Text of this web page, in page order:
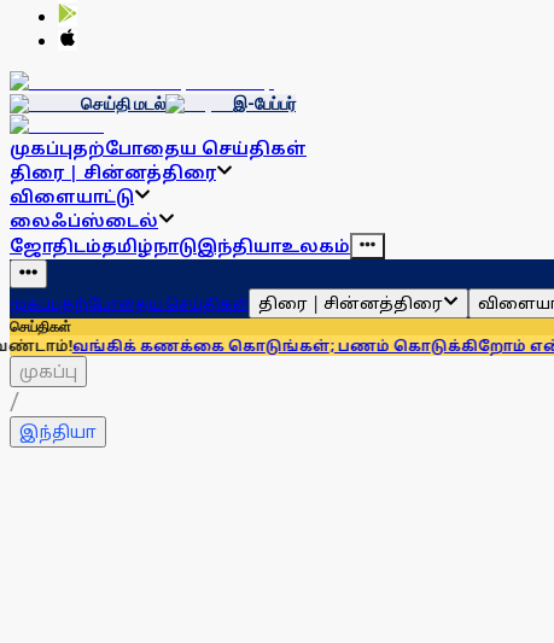
செய்தி மடல் இ-பேப்பர்
முகப்புதற்போதைய செய்திகள்
திரை | சின்னத்திரை
விளையாட்டு
லைஃப்ஸ்டைல்
ஜோதிடம்தமிழ்நாடுஇந்தியாஉலகம்
முகப்புதற்போதைய செய்திகள் திரை | சின்னத்திரை
செய்திகள்
கணக்கை கொடுங்கள்; பணம் கொடுக்கிறோம் என்று
முகப்பு
/
இந்தியா